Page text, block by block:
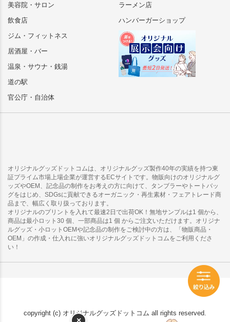
美容院・サロン
飲食店
ジム・フィットネス
居酒屋・バー
温泉・サウナ・銭湯
道の駅
官公庁・自治体
ラーメン店
ハンバーガーショップ
オリジナルグッズドットコムは、オリジナルグッズ製作40年の実績を持つ東
証プライム市場上場企業が運営するECサイトです。物販向けのオリジナルグ
ッズやOEM、記念品の制作をお考えの方に向けて、タンブラーやトートバッ
グをはじめ、SDGsに貢献できるオーガニック・再生素材・フェアトレード商
品まで、幅広く取り扱っております。
オリジナルのプリントを入れて最速2日で出荷OK！無地サンプルは1 個から、
商品は最小ロット30 個、一部商品は1 個 からご注文いただけます。オリジナ
ルグッズ・小ロットOEMや記念品の制作をご検討中の方は、「物販商品・
OEM」の作成・仕入れに強いオリジナルグッズドットコムをご利用くださ
い！
copyright (c) オリジナルグッズドットコム all rights reserved.